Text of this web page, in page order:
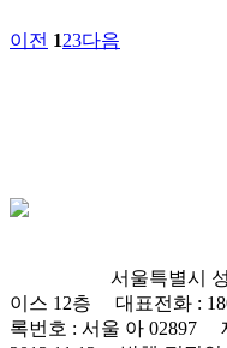
이전 123다음
서울특별시
이스 12층 대표전화 :
록번호 : 서울 아 02897